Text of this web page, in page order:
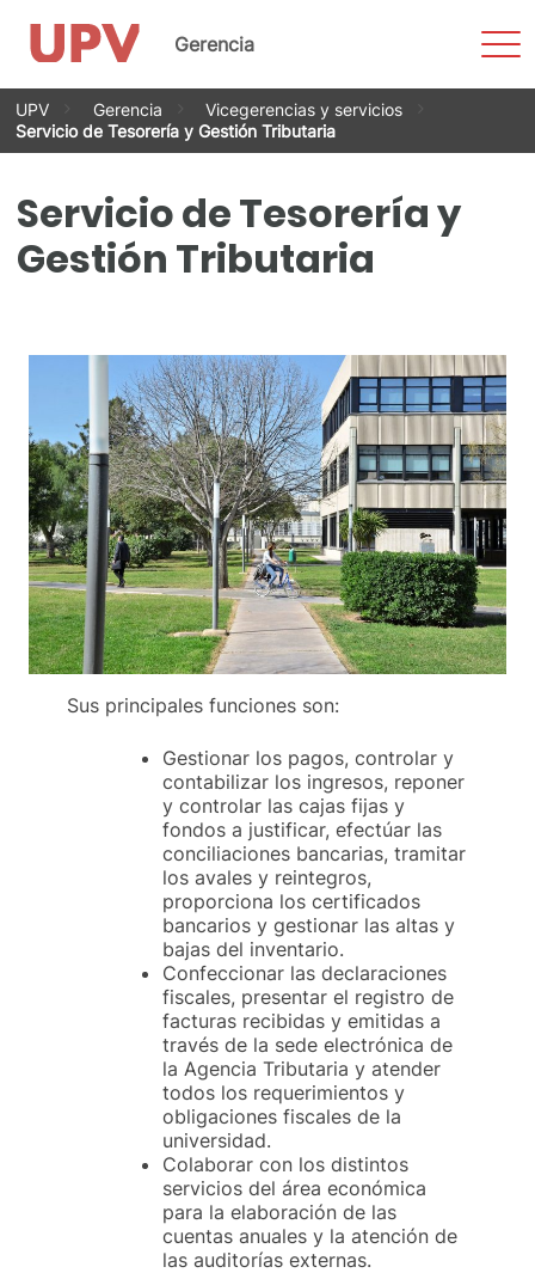
Saltar
contenido
Gerencia
UPV Gerencia
Vicegerencias y servicios
Servicio de Tesorería y Gestión Tributaria
Servicio de Tesorería y
Gestión Tributaria
Sus principales funciones son:
Gestionar los pagos, controlar y
contabilizar los ingresos, reponer
y controlar las cajas fijas y
fondos a justificar, efectúar las
conciliaciones bancarias, tramitar
los avales y reintegros,
proporciona los certificados
bancarios y gestionar las altas y
bajas del inventario.
Confeccionar las declaraciones
fiscales, presentar el registro de
facturas recibidas y emitidas a
través de la sede electrónica de
la Agencia Tributaria y atender
todos los requerimientos y
obligaciones fiscales de la
universidad.
Colaborar con los distintos
servicios del área económica
para la elaboración de las
cuentas anuales y la atención de
las auditorías externas.